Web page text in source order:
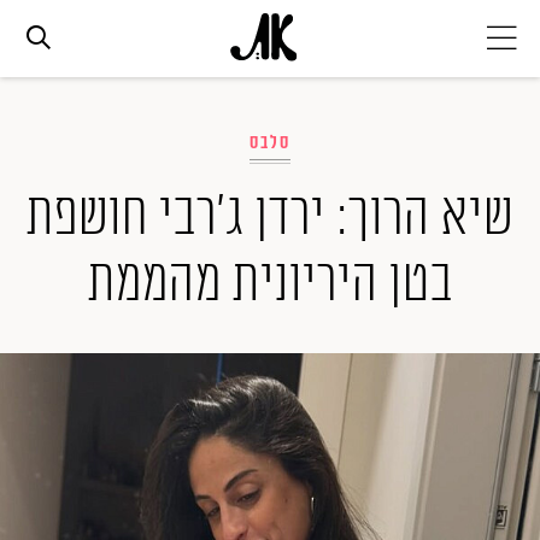
אופנה
ביוטי
סלבס
ערוצים נוספים
המגזין
סלבס
שיא הרוך: ירדן ג'רבי חושפת
בטן היריונית מהממת